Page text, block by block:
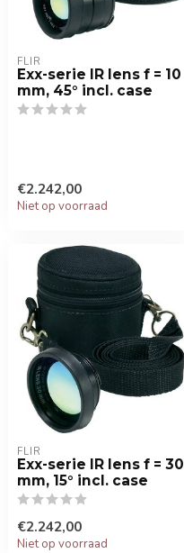
FLIR
Exx-serie IR lens f = 10
mm, 45° incl. case
€2.242,00
Niet op voorraad
FLIR
Exx-serie IR lens f = 30
mm, 15° incl. case
€2.242,00
Niet op voorraad